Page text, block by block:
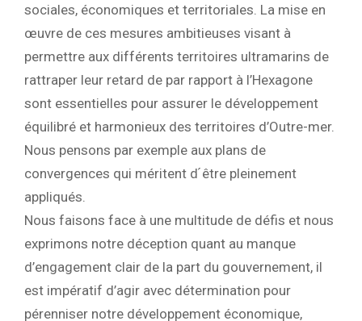
sociales, économiques et territoriales. La mise en
œuvre de ces mesures ambitieuses visant à
permettre aux différents territoires ultramarins de
rattraper leur retard de par rapport à l’Hexagone
sont essentielles pour assurer le développement
équilibré et harmonieux des territoires d’Outre-mer.
Nous pensons par exemple aux plans de
convergences qui méritent d ́être pleinement
appliqués.
Nous faisons face à une multitude de défis et nous
exprimons notre déception quant au manque
d’engagement clair de la part du gouvernement, il
est impératif d’agir avec détermination pour
pérenniser notre développement économique,